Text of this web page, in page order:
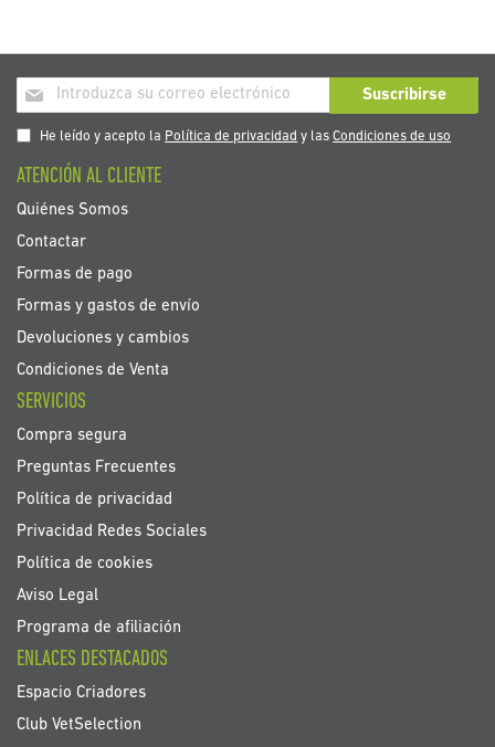
Inscríbase
a
nuestro
de
noticias:
Suscribirse
He leído y acepto la Política de privacidad y lasCondiciones de uso
ATENCIÓN AL CLIENTE
Quiénes Somos
Contactar
Formas de pago
Formas y gastos de envío
Devoluciones y cambios
Condiciones de Venta
SERVICIOS
Compra segura
Preguntas Frecuentes
Política de privacidad
Privacidad Redes Sociales
Política de cookies
Aviso Legal
Programa de afiliación
ENLACES DESTACADOS
Espacio Criadores
Club VetSelection